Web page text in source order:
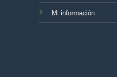
Mi información